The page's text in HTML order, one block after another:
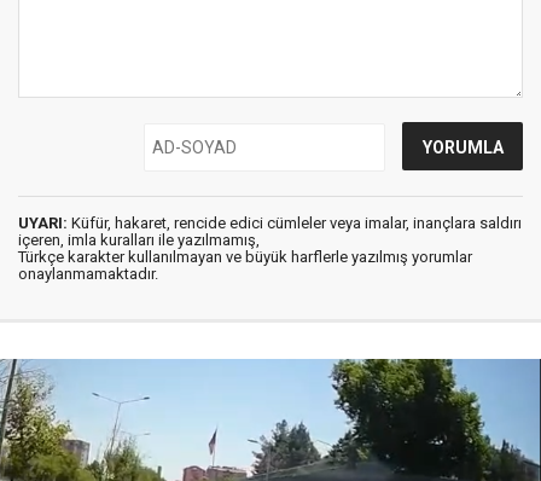
UYARI: Küfür, hakaret, rencide edici cümleler veya imalar, inançlara saldırı
içeren, imla kuralları ile yazılmamış,
Türkçe karakter kullanılmayan ve büyük harflerle yazılmış yorumlar
onaylanmamaktadır.